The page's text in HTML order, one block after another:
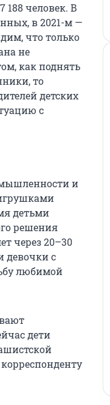
188 человек. В
в 2021-м —
что только
не
как поднять
то
детских
с
и
детьми
решения
через 20–30
девочки с
любимой
дети